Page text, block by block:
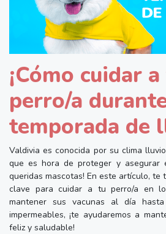
¡Cómo cuidar
perro/a
temporada de
Valdivia es conocida por su clima
que es hora de proteger y asegurar
queridas mascotas! En este artículo, te
clave para cuidar a tu perro/a en
mantener sus vacunas al día
impermeables, ¡te ayudaremos a
feliz y saludable!